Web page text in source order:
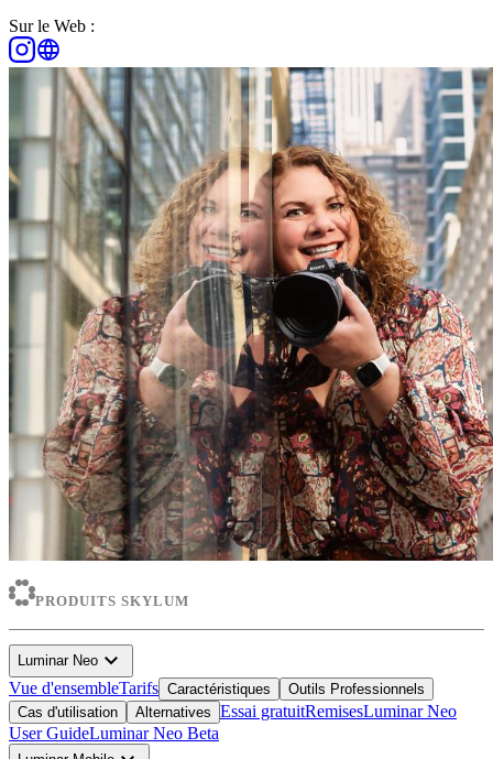
Sur le Web :
PRODUITS SKYLUM
Luminar Neo expand_more
Vue d'ensembleTarifs Caractéristiques
Outils Professionnels
Cas d'utilisation
Alternatives Essai gratuitRemisesLuminar Neo
User GuideLuminar Neo Beta